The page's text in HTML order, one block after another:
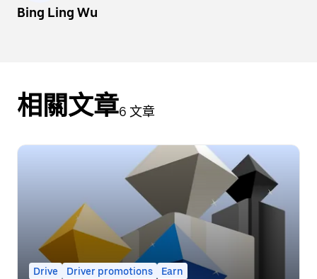
Bing Ling Wu
相關文章6 文章
Drive Driver promotions Earn